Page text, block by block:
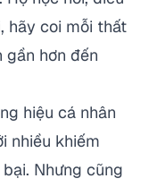
hãy coi mỗi thất
hơn đến
hiệu cá nhân
nhiều khiếm
Nhưng cũng